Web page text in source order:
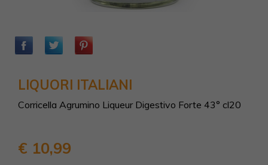
LIQUORI ITALIANI
Corricella Agrumino Liqueur Digestivo Forte 43° cl20
€ 10,99